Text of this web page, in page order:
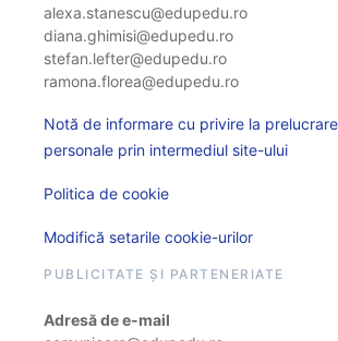
alexa.stanescu@edupedu.ro
diana.ghimisi@edupedu.ro
stefan.lefter@edupedu.ro
ramona.florea@edupedu.ro
Notă de informare cu privire la
personale prin intermediul site-ului
Politica de cookie
Modifică setarile cookie-urilor
PUBLICITATE ȘI PARTENERIATE
Adresă de e-mail